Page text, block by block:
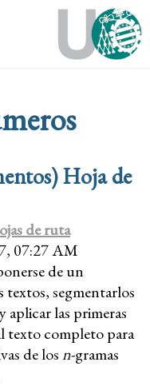
Hoja de
de ruta
07:27 AM
de un
segmentarlos
aplicar las primeras
texto completo para
de losn-gramas